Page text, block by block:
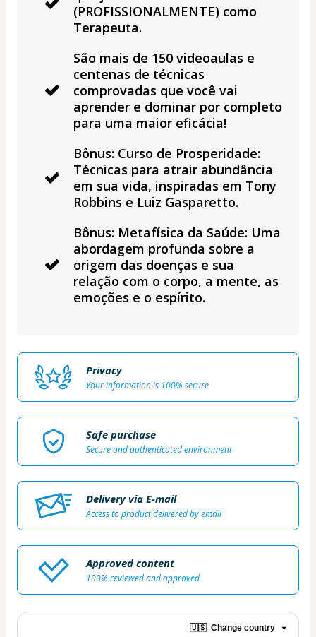
(PROFISSIONALMENTE) como
Terapeuta.
São mais de 150 videoaulas e
centenas de técnicas
comprovadas que você vai
aprender e dominar por completo
para uma maior eficácia!
Bônus: Curso de Prosperidade:
Técnicas para atrair abundância
em sua vida, inspiradas em Tony
Robbins e Luiz Gasparetto.
Bônus: Metafísica da Saúde: Uma
abordagem profunda sobre a
origem das doenças e sua
relação com o corpo, a mente, as
emoções e o espírito.
Privacy
Your information is 100% secure
Safe purchase
Secure and authenticated environment
Delivery via E-mail
Access to product delivered by email
Approved content
100% reviewed and approved
🇺🇸 Change country